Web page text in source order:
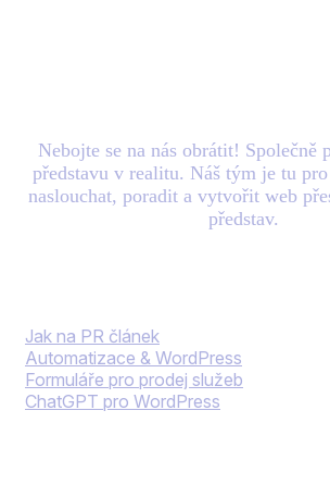
Nebojte se na nás obrátit! Společně
představu v realitu. Náš tým je tu
naslouchat, poradit a vytvořit web
představ.
Jak na PR článek
Automatizace & WordPress
Formuláře pro prodej služeb
ChatGPT pro WordPress